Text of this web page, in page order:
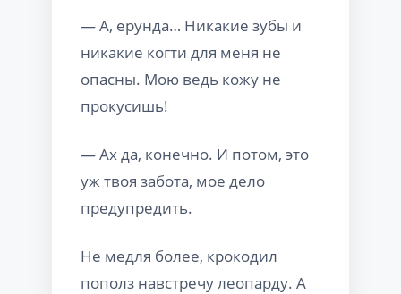
— А, ерунда… Никакие зубы и
никакие когти для меня не
опасны. Мою ведь кожу не
прокусишь!
— Ах да, конечно. И потом, это
уж твоя забота, мое дело
предупредить.
Не медля более, крокодил
пополз навстречу леопарду. А